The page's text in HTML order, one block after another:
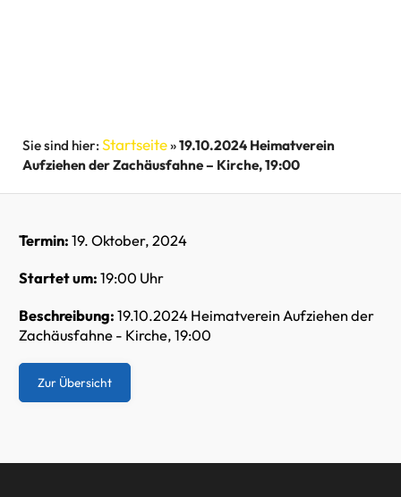
Startseite»19.10.2024 Heimatverein
Aufziehen der Zachäusfahne – Kirche, 19:00
Termin: 19. Oktober, 2024
Startet um: 19:00 Uhr
Beschreibung: 19.10.2024 Heimatverein Aufziehen der
Zachäusfahne - Kirche, 19:00
Zur Übersicht